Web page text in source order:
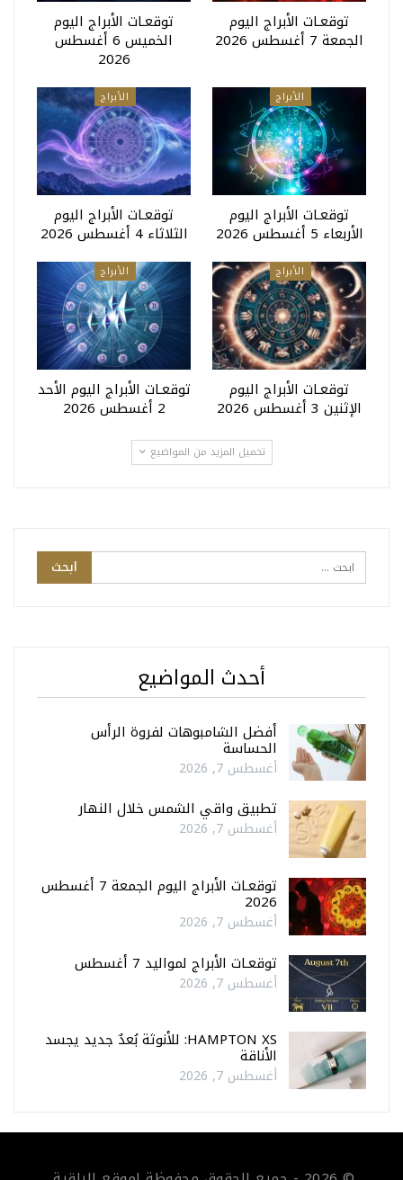
توقعـات الأبراج اليوم
الجمعة 7 أغسطس 2026
توقعـات الأبراج اليوم
الخميس 6 أغسطس
2026
الأبراج
توقعـات الأبراج اليوم
الأربعاء 5 أغسطس 2026
الأبراج
توقعـات الأبراج اليوم
الثلاثاء 4 أغسطس 2026
الأبراج
توقعـات الأبراج اليوم
الإثنين 3 أغسطس 2026
الأبراج
توقعـات الأبراج اليوم الأحد
2 أغسطس 2026
تحميل المزيد من المواضيع
أحدث المواضيع
أفضل الشامبوهات لفروة الرأس
الحساسة
أغسطس 7, 2026
تطبيق واقي الشمس خلال النهار
أغسطس 7, 2026
توقعـات الأبراج اليوم الجمعة 7 أغسطس
2026
أغسطس 7, 2026
توقعـات الأبراج لمواليد 7 أغسطس
أغسطس 7, 2026
HAMPTON XS: للأنوثة بُعدٌ جديد يجسد
الأناقة
أغسطس 7, 2026